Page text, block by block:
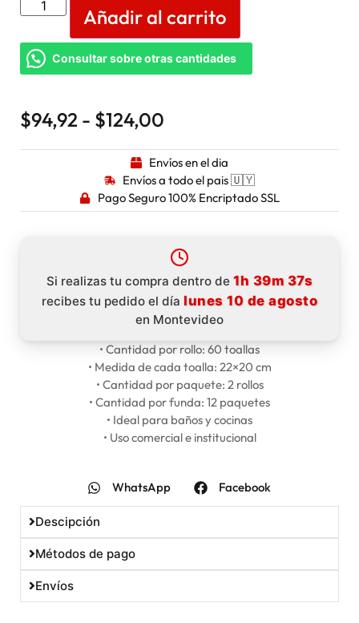
Añadir al carrito
Consultar sobre otras cantidades
$94,92 - $124,00
Envíos en el dia
Envíos a todo el pais 🇺🇾
Pago Seguro 100% Encriptado SSL
Si realizas tu compra dentro de 1h 39m 36s
recibes tu pedido el día lunes 10 de agosto
en Montevideo
• Cantidad por rollo: 60 toallas
• Medida de cada toalla: 22×20 cm
• Cantidad por paquete: 2 rollos
• Cantidad por funda: 12 paquetes
• Ideal para baños y cocinas
• Uso comercial e institucional
WhatsApp Facebook
Descipción
Métodos de pago
Envíos
10% OFF
En tu primera compra
Utilizá el cupón
para obtener un descuento del 10%. Solo podés
usarlo una vez. No acumulable con otras